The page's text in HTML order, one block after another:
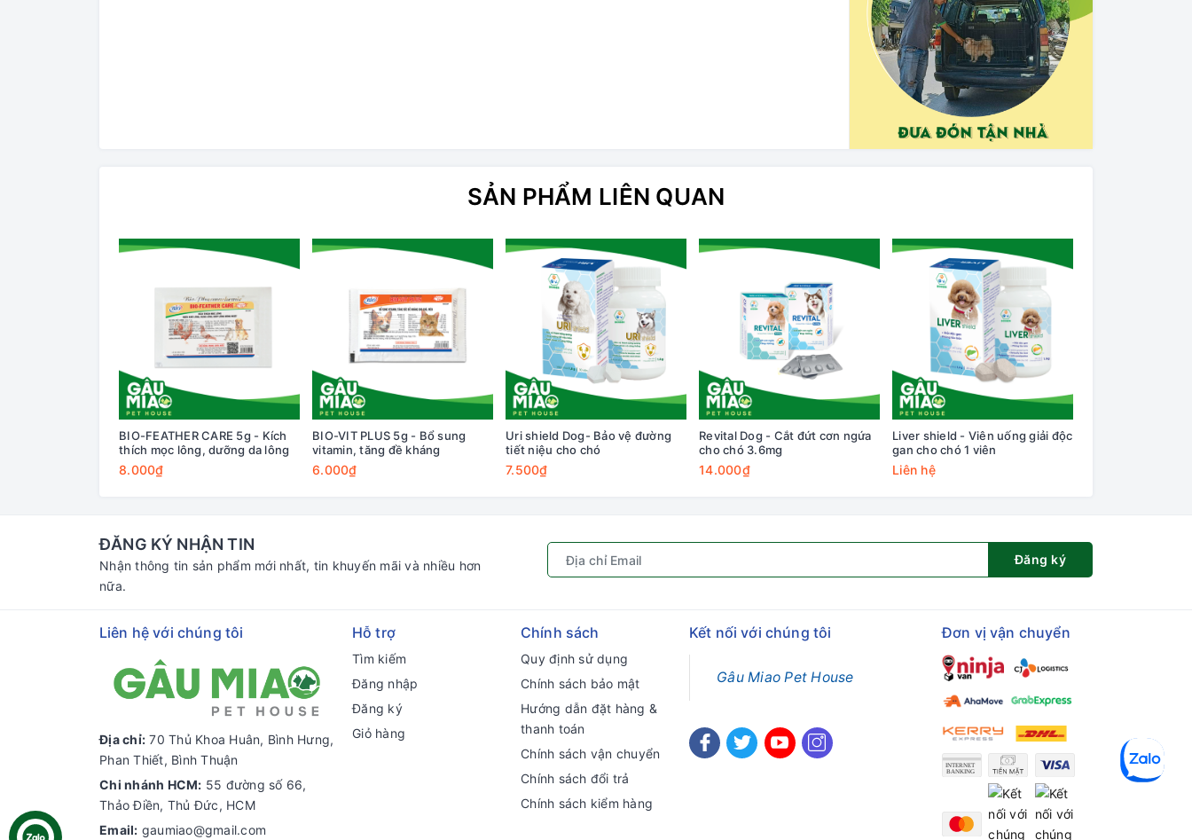
SẢN PHẨM LIÊN QUAN
BIO-FEATHER CARE 5g - Kích
thích mọc lông, dưỡng da lông
8.000₫
BIO-VIT PLUS 5g - Bổ sung
vitamin, tăng đề kháng
6.000₫
Uri shield Dog- Bảo vệ đường
tiết niệu cho chó
7.500₫
Revital Dog - Cắt đứt cơn ngứa
cho chó 3.6mg
14.000₫
Liver shield - Viên uống giải độc
gan cho chó 1 viên
Liên hệ
ĐĂNG KÝ NHẬN TIN
Nhận thông tin sản phẩm mới nhất, tin khuyến mãi và nhiều hơn
nữa.
Đăng ký
Liên hệ với chúng tôi
Địa chỉ: 70 Thủ Khoa Huân, Bình Hưng,
Phan Thiết, Bình Thuận
Chi nhánh HCM: 55 đường số 66,
Thảo Điền, Thủ Đức, HCM
Email: gaumiao@gmail.com
Hỗ trợ
Tìm kiếm
Đăng nhập
Đăng ký
Giỏ hàng
Chính sách
Quy định sử dụng
Chính sách bảo mật
Hướng dẫn đặt hàng &
thanh toán
Chính sách vận chuyển
Chính sách đổi trả
Chính sách kiểm hàng
Kết nối với chúng tôi
Gâu Miao Pet House
Đơn vị vận chuyển